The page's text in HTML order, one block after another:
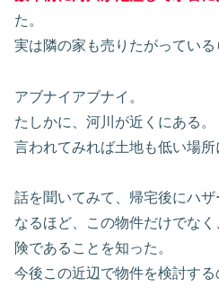
た。
実は隣の家も売りたがっている
アブナイアブナイ。
たしかに、河川が近くにある。
言われてみれば土地も低い場所
話を聞いてみて、帰宅後にハザ
なるほど、この物件だけでな
険であることを知った。
今後この近辺で物件を検討する